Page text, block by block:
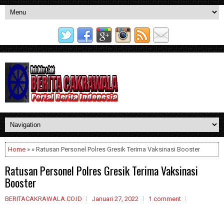
Home » » Ratusan Personel Polres Gresik Terima Vaksinasi Booster
Ratusan Personel Polres Gresik Terima Vaksinasi
Booster
BERITACAKRAWALA.CO.ID Januari 27, 2022 1 comment